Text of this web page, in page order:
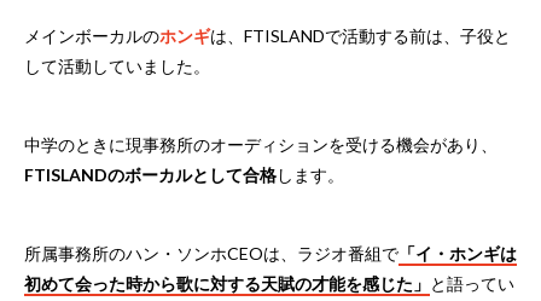
メインボーカルのホンギは、FTISLANDで活動する前は、子役と
して活動していました。
中学のときに現事務所のオーディションを受ける機会があり、
FTISLANDのボーカルとして合格します。
所属事務所のハン・ソンホCEOは、ラジオ番組で 「イ・ホンギは
初めて会った時から歌に対する天賦の才能を感じた」 と語ってい